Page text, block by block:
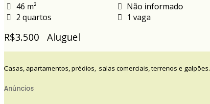
46 m²
Não informado
2 quartos
1 vaga
R$3.500 Aluguel
Casas, apartamentos, prédios, salas comerciais, terrenos e galpões.
Anúncios